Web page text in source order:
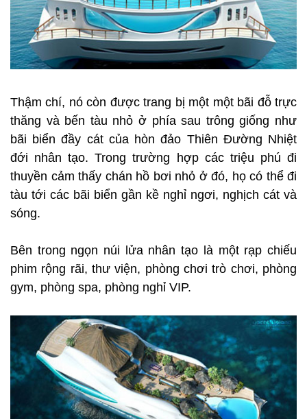
Thậm chí, nó còn được trang bị một một bãi đỗ trực
thăng và bến tàu nhỏ ở phía sau trông giống như
bãi biển đầy cát của hòn đảo Thiên Đường Nhiệt
đới nhân tạo. Trong trường hợp các triệu phú đi
thuyền cảm thấy chán hồ bơi nhỏ ở đó, họ có thể đi
tàu tới các bãi biển gần kề nghỉ ngơi, nghịch cát và
sóng.
Bên trong ngọn núi lửa nhân tạo là một rạp chiếu
phim rộng rãi, thư viện, phòng chơi trò chơi, phòng
gym, phòng spa, phòng nghỉ VIP.